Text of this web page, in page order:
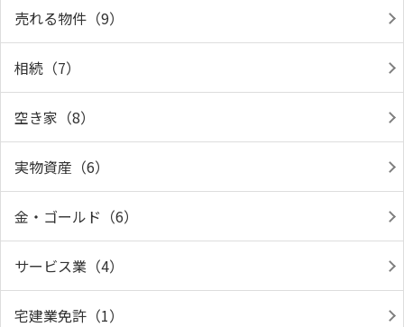
売れる物件（9）
相続（7）
空き家（8）
実物資産（6）
金・ゴールド（6）
サービス業（4）
宅建業免許（1）